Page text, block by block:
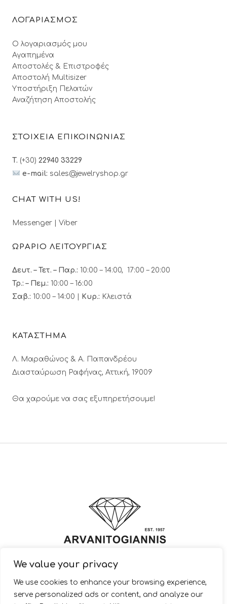
We value your privacy
We use cookies to enhance your browsing experience,
serve personalized ads or content, and analyze our
ΛΟΓΑΡΙΑΣΜΟΣ
Ο λογαριασμός μου
Αγαπημένα
Αποστολές & Επιστροφές
Αποστολή Multisizer
Υποστήριξη Πελατών
Αναζήτηση Αποστολής
ΣΤΟΙΧΕΙΑ ΕΠΙΚΟΙΝΩΝΙΑΣ
T. (+30) 22940 33229
e-mail: sales@jewelryshop.gr
CHAT WITH US!
Messenger Viber
ΩΡΑΡΙΟ ΛΕΙΤΟΥΡΓΙΑΣ
Δευτ. – Τετ. – Παρ.: 10:00 – 14:00, 17:00 – 20:00
Τρ.: – Πεμ.: 10:00 – 16:00
Σαβ.: 10:00 – 14:00 | Κυρ.: Κλειστά
ΚΑΤΑΣΤΗΜΑ
Λ. Μαραθώνος & A. Παπανδρέου
Διασταύρωση Ραφήνας, Αττική, 19009
Θα χαρούμε να σας εξυπηρετήσουμε!
© 2022 ARVANITOGIANNIS – Jewelry Design & Manufacturing |
JewelryShop.gr